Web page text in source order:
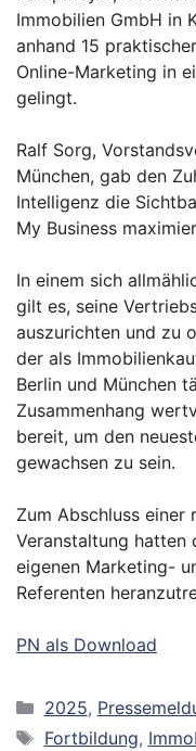
Immobilien GmbH in
anhand 15
Online-Marketing in
gelingt.
Ralf Sorg,
München, gab den
Intelligenz die
My Business
In einem sich
gilt es, seine
auszurichten und zu
der als
Berlin und München
Zusammenhang
bereit, um den
gewachsen zu sein.
Zum Abschluss einer
Veranstaltung hatten
eigenen Marketing-
Referenten
PN als Download
Kategorien
2025,
Schlagwörter
Fortbildung,